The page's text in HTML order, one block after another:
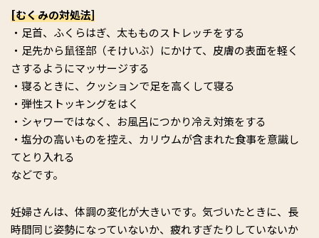
[むくみの対処法]
・足首、ふくらはぎ、太もものストレッチをする
・足先から鼠径部（そけいぶ）にかけて、皮膚の表面を軽く
さするようにマッサージする
・寝るときに、クッションで足を高くして寝る
・弾性ストッキングをはく
・シャワーではなく、お風呂につかり冷え対策をする
・塩分の高いものを控え、カリウムが含まれた食事を意識し
てとり入れる
などです。
妊婦さんは、体調の変化が大きいです。気づいたときに、長
時間同じ姿勢になっていないか、疲れすぎたりしていないか